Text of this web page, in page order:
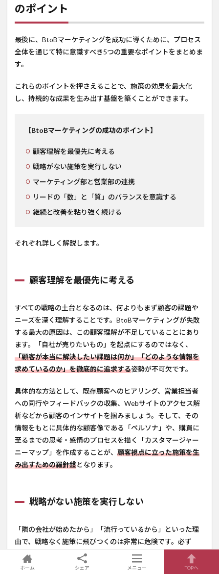
のポイント
最後に、BtoBマーケティングを成功に導くために、プロセス
全体を通じて特に意識すべき5つの重要なポイントをまとめま
す。
これらのポイントを押さえることで、施策の効果を最大化
し、持続的な成果を生み出す基盤を築くことができます。
【BtoBマーケティングの成功のポイント】
顧客理解を最優先に考える
戦略がない施策を実行しない
マーケティング部と営業部の連携
リードの「数」と「質」のバランスを意識する
継続と改善を粘り強く続ける
それぞれ詳しく解説します。
顧客理解を最優先に考える
すべての戦略の土台となるのは、何よりもまず顧客の課題や
ニーズを深く理解することです。BtoBマーケティングが失敗
する最大の原因は、この顧客理解が不足していることにあり
ます。「自社が売りたいもの」を起点にするのではなく、
「顧客が本当に解決したい課題は何か」「どのような情報を
求めているのか」を徹底的に追求する姿勢が不可欠です。
具体的な方法として、既存顧客へのヒアリング、営業担当者
への同行やフィードバックの収集、Webサイトのアクセス解
析などから顧客のインサイトを掴みましょう。そして、その
情報をもとに具体的な顧客像である「ペルソナ」や、購買に
至るまでの思考・感情のプロセスを描く「カスタマージャー
ニーマップ」を作成することが、 顧客視点に立った施策を生
み出すための羅針盤となります。
戦略がない施策を実行しない
「隣の会社が始めたから」「流行っているから」といった理
由で、戦略なく施策に飛びつくのは非常に危険です。必ず
「誰に（Target）、何を（Value）、どのように（How）」と
いう戦略の軸を明確にし、その上で
限られたリソース（人、
ホーム シェア メニュー TOPへ